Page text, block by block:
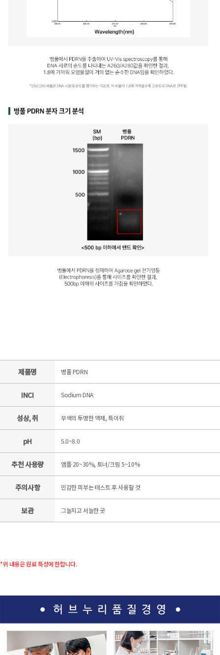
제품명 병풀 PDRN
INCI Sodium DNA
성상, 취 무색의 투명한 액체, 특이취
pH 5.0~8.0
추천 사용량 앰플 20~30%, 토너/크림 5~10%
주의사항 민감한 피부는 테스트 후 사용할 것
보관 그늘지고 서늘한 곳
*위 내용은 원료 특성에 한합니다.